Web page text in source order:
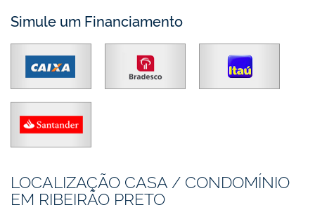
Simule um Financiamento
LOCALIZAÇÃO CASA / CONDOMÍNIO
EM RIBEIRÃO PRETO